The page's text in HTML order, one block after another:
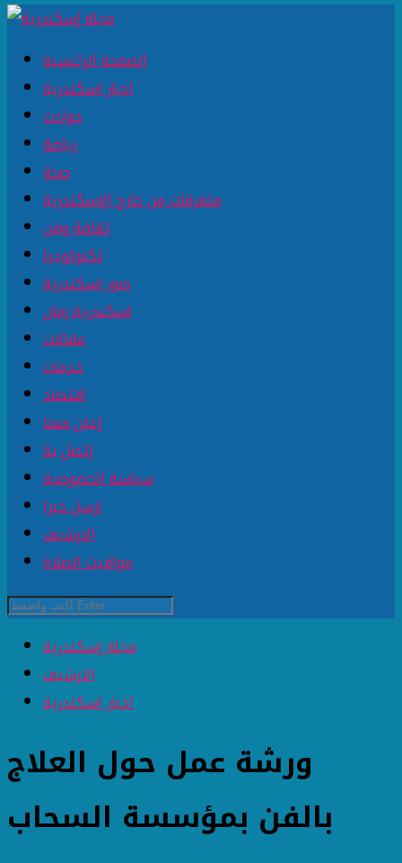
الصفحة الرئيسية
اخبار اسكندرية
حوادث
رياضة
صحة
متفرقات من خارج الإسكندرية
ثقافة وفن
تكنولوجيا
صور اسكندرية
اسكندرية زمان
مقالات
خدمات
اقتصاد
إعلن معنا
إتصل بنا
سياسة الخصوصية
ارسل خبرا
الارشيف
مواقيت الصلاة
مجلة إسكندرية
الارشيف
اخبار اسكندرية
ورشة عمل حول العلاج
بالفن بمؤسسة السحاب